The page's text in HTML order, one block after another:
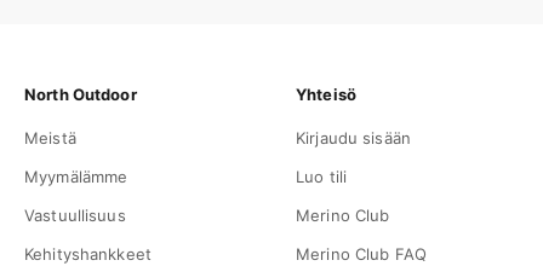
North Outdoor
Meistä
Myymälämme
Vastuullisuus
Kehityshankkeet
Yhteisö
Kirjaudu sisään
Luo tili
Merino Club
Merino Club FAQ